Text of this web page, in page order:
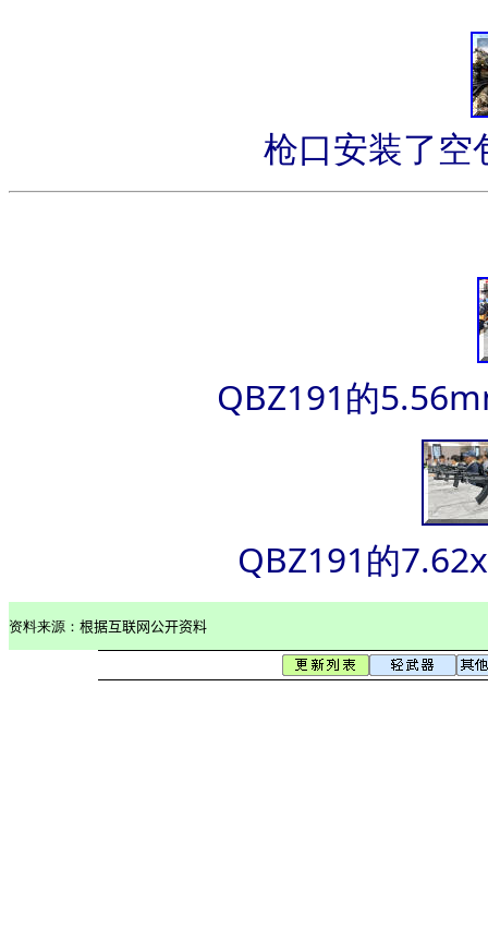
枪口安装了空
QBZ191的
QBZ191的
资料来源： 根据互联网公开资料